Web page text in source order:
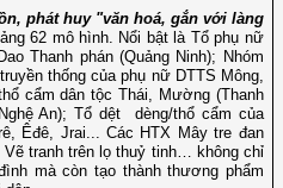
phát huy "văn hoá, gắn với làng
62 mô hình. Nổi bật là Tổ phụ nữ
Thanh phán (Quảng Ninh); Nhóm
thống của phụ nữ DTTS Mông,
cẩm dân tộc Thái, Mường (Thanh
An); Tổ dệt dèng/thổ cẩm của
Êđê, Jrai... Các HTX Mây tre đan
Vẽ tranh trên lọ thuỷ tinh… không chỉ
mà còn tạo thành thương phẩm